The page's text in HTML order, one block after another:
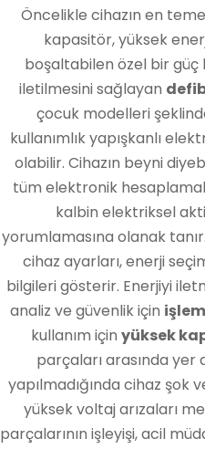
Öncelikle cihazın en
kapasitör, yüksek
boşaltabilen özel bir güç
iletilmesini sağlayan
çocuk modelleri
kullanımlık yapışkanlı
olabilir. Cihazın beyni
tüm elektronik
kalbin elektriksel
yorumlamasına olanak
cihaz ayarları, enerji
bilgileri gösterir. Enerjiyi
analiz ve güvenlik için
kullanım için yüksek
parçaları arasında yer
yapılmadığında cihaz şok
yüksek voltaj arızaları
parçalarının işleyişi, acil